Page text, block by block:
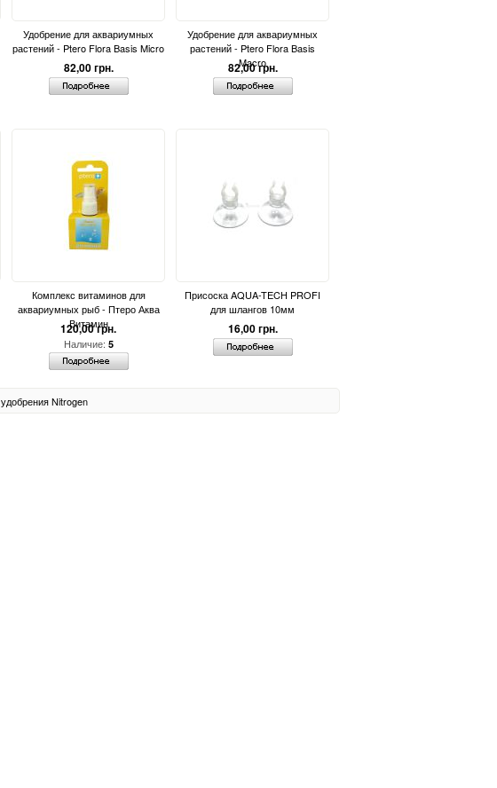
Удобрение для аквариумных
растений - Ptero Flora Basis Micro
82,00 грн.
Удобрение для аквариумных
растений - Ptero Flora Basis
Macro
82,00 грн.
Комплекс витаминов для
аквариумных рыб - Птеро Аква
Витамин
120,00 грн.
Наличие: 5
Присоска AQUA-TECH PROFI
для шлангов 10мм
16,00 грн.
удобренияNitrogen